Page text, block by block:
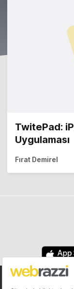
TwitePad:
Uygulaması
Fırat Demirel